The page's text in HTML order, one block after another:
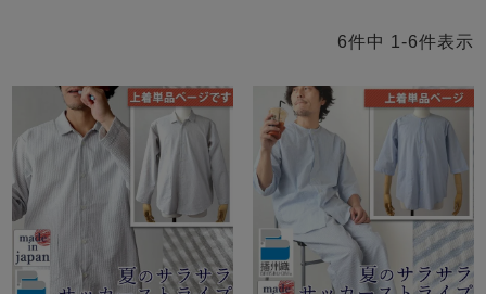
冬
サッカー/ちぢみ 楊
ニット/ストレッチ 起毛/フランネル
体型別におすすめパジ
ャマ
年齢別におすすめパジ
ルームウェア
インナーウェア 生活雑貨 カタログギフト
作務衣 胸がすけない
羽織・バスロ
ーブ
上着単品
ズボン単品
会社概要 お買い物ガイド 安心の日本製
SDGsの取り組み
6件中 1 -6件表示